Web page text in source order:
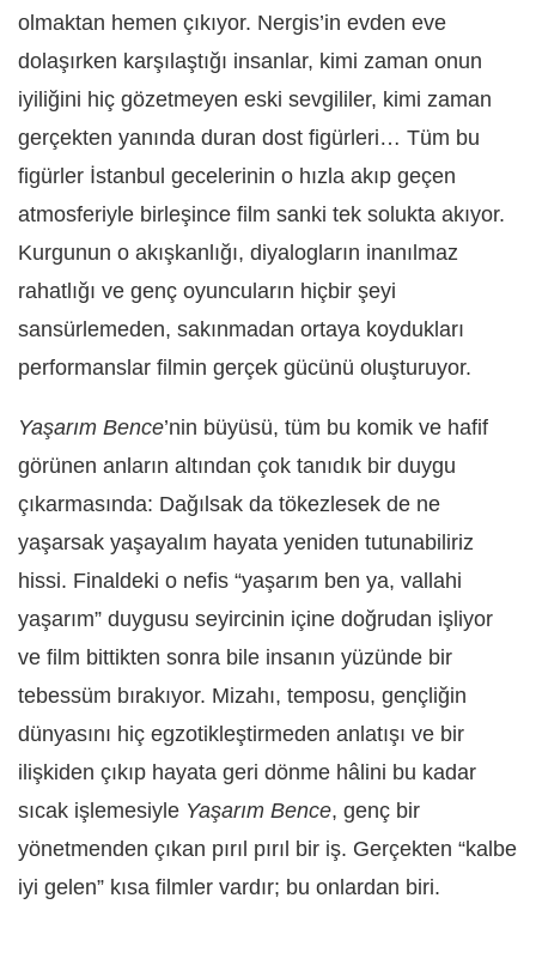
olmaktan hemen çıkıyor. Nergis’in evden eve
dolaşırken karşılaştığı insanlar, kimi zaman onun
iyiliğini hiç gözetmeyen eski sevgililer, kimi zaman
gerçekten yanında duran dost figürleri… Tüm bu
figürler İstanbul gecelerinin o hızla akıp geçen
atmosferiyle birleşince film sanki tek solukta akıyor.
Kurgunun o akışkanlığı, diyalogların inanılmaz
rahatlığı ve genç oyuncuların hiçbir şeyi
sansürlemeden, sakınmadan ortaya koydukları
performanslar filmin gerçek gücünü oluşturuyor.
Yaşarım Bence’nin büyüsü, tüm bu komik ve hafif
görünen anların altından çok tanıdık bir duygu
çıkarmasında: Dağılsak da tökezlesek de ne
yaşarsak yaşayalım hayata yeniden tutunabiliriz
hissi. Finaldeki o nefis “yaşarım ben ya, vallahi
yaşarım” duygusu seyircinin içine doğrudan işliyor
ve film bittikten sonra bile insanın yüzünde bir
tebessüm bırakıyor. Mizahı, temposu, gençliğin
dünyasını hiç egzotikleştirmeden anlatışı ve bir
ilişkiden çıkıp hayata geri dönme hâlini bu kadar
sıcak işlemesiyle Yaşarım Bence, genç bir
yönetmenden çıkan pırıl pırıl bir iş. Gerçekten “kalbe
iyi gelen” kısa filmler vardır; bu onlardan biri.